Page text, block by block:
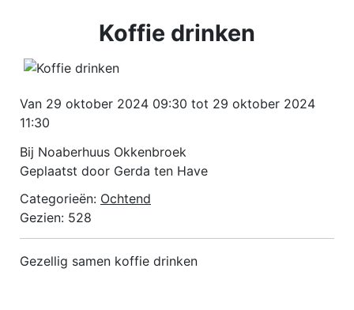
Koffie drinken
Van 29 oktober 2024 09:30 tot 29 oktober 2024
11:30
Bij Noaberhuus Okkenbroek
Geplaatst door Gerda ten Have
Categorieën: Ochtend
Gezien: 528
Gezellig samen koffie drinken